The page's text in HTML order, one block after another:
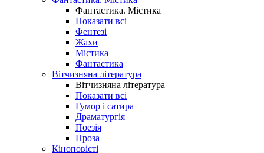
Фантастика. Містика
Показати всі
Фентезі
Жахи
Містика
Фантастика
Вітчизняна література
Вітчизняна література
Показати всі
Гумор і сатира
Драматургія
Поезія
Проза
Кіноповісті